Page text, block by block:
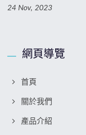
24 Nov, 2023
網頁導覽
首頁
關於我們
產品介紹